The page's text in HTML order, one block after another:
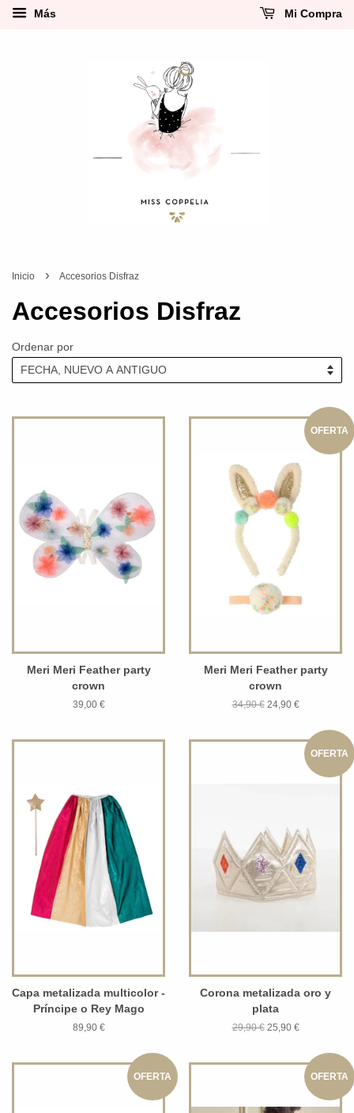
Más Mi Compra
Inicio › Accesorios Disfraz
Accesorios Disfraz
Ordenar por
Meri Meri Feather party
crown
39,00 €
OFERTA
Meri Meri Feather party
crown
34,90 €24,90 €
Capa metalizada multicolor -
Príncipe o Rey Mago
89,90 €
OFERTA
Corona metalizada oro y
plata
29,90 €25,90 €
OFERTA OFERTA